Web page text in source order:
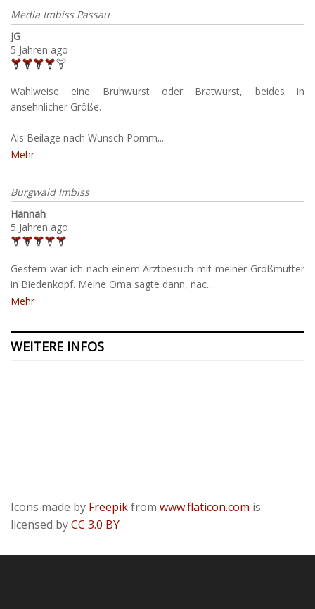
Media Imbiss Passau
JG
5 Jahren ago
Wahlweise eine Brühwurst oder Bratwurst, beides in
ansehnlicher Größe.
Als Beilage nach Wunsch Pomm...
Mehr
Burgwald Imbiss
Hannah
5 Jahren ago
Gestern war ich nach einem Arztbesuch mit meiner Großmutter
in Biedenkopf. Meine Oma sagte dann, nac...
Mehr
WEITERE INFOS
Icons made by Freepikfrom www.flaticon.com is
licensed byCC 3.0 BY